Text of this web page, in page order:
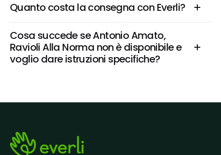
Quanto costa la consegna con Everli?
Cosa succede se Antonio Amato,
Ravioli Alla Norma non è disponibile e
voglio dare istruzioni specifiche?